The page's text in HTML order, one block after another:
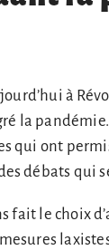
à
la
qui ont
débats qui
fait le choix